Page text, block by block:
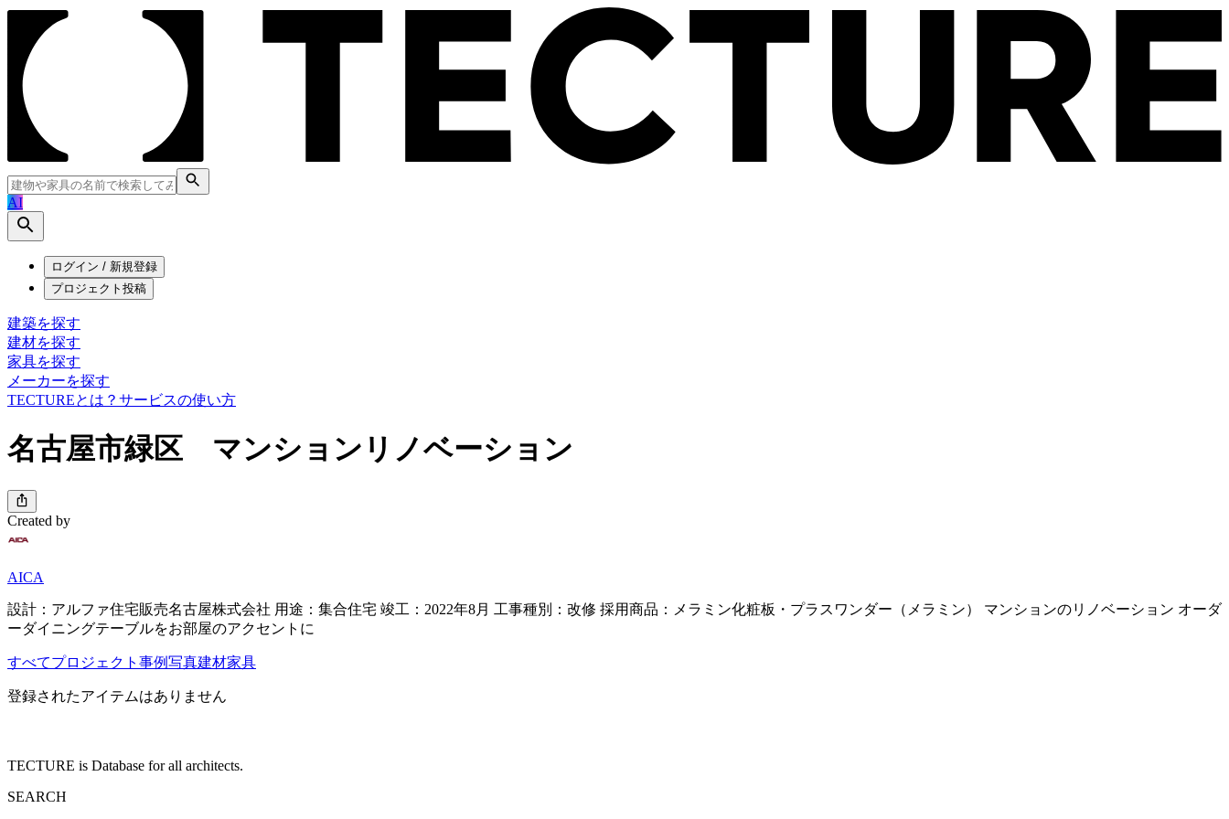
AI
ログイン / 新規登録
プロジェクト投稿
建築を探す
建材を探す
家具を探す
メーカーを探す
TECTUREとは？ サービスの使い方
名古屋市緑区 マンションリノベーション
Created by
AICA
設計：アルファ住宅販売名古屋株式会社 用途：集合住宅 竣工：2022年8月 工事種別：改修 採用商品：メラミン化粧板・プラスワンダー（メラミン） マンションのリノベーション オーダ
ーダイニングテーブルをお部屋のアクセントに
すべてプロジェクト 事例写真建材家具
登録されたアイテムはありません
TECTURE is Database for all architects.
SEARCH